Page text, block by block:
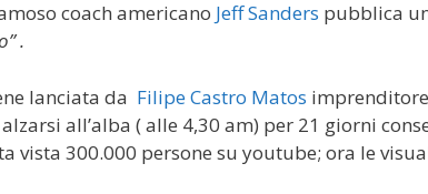
coach americano Jeff Sanders pubblica
.
lanciata da Filipe Castro Matos
all’alba ( alle 4,30 am) per 21 giorni
vista 300.000 persone su youtube; ora le